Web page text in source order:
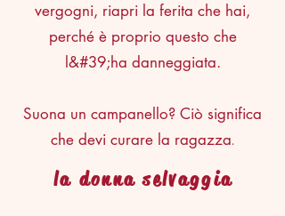
vergogni, riapri la ferita che hai,
perché è proprio questo che
l&#39;ha danneggiata.
Suona un campanello? Ciò significa
che devi curare la ragazza.
la donna selvaggia